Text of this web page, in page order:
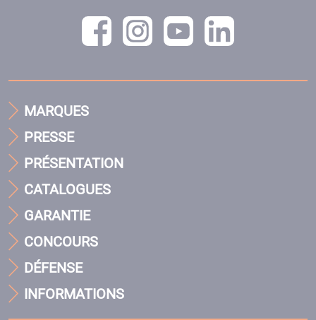
MARQUES
PRESSE
PRÉSENTATION
CATALOGUES
GARANTIE
CONCOURS
DÉFENSE
INFORMATIONS